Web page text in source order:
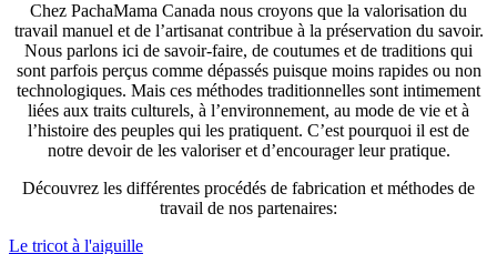
Chez PachaMama Canada nous croyons que la valorisation du
travail manuel et de l’artisanat contribue à la préservation du savoir.
Nous parlons ici de savoir-faire, de coutumes et de traditions qui
sont parfois perçus comme dépassés puisque moins rapides ou non
technologiques. Mais ces méthodes traditionnelles sont intimement
liées aux traits culturels, à l’environnement, au mode de vie et à
l’histoire des peuples qui les pratiquent. C’est pourquoi il est de
notre devoir de les valoriser et d’encourager leur pratique.
Découvrez les différentes procédés de fabrication et méthodes de
travail de nos partenaires:
Le tricot à l'aiguille